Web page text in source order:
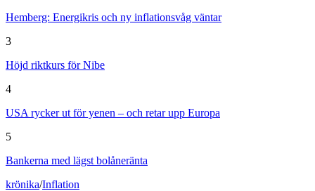
Hemberg: Energikris och ny inflationsvåg väntar
3
Höjd riktkurs för Nibe
4
USA rycker ut för yenen – och retar upp Europa
5
Bankerna med lägst bolåneränta
krönika/Inflation